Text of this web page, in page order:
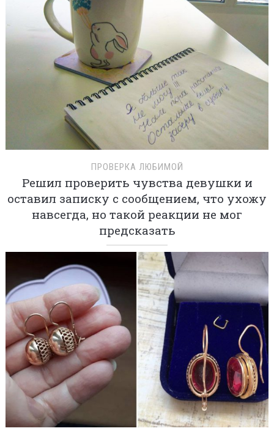
ПРОВЕРКА ЛЮБИМОЙ
Решил проверить чувства девушки и
оставил записку с сообщением, что ухожу
навсегда, но такой реакции не мог
предсказать